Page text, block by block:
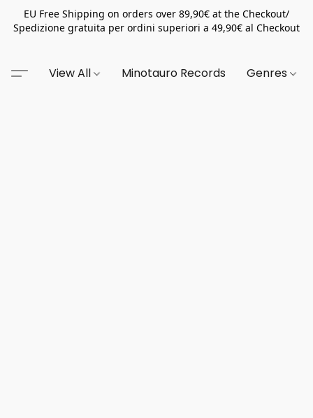
EU Free Shipping on orders over 89,90€ at the Checkout/
Spedizione gratuita per ordini superiori a 49,90€ al Checkout
View All Minotauro Records Genres